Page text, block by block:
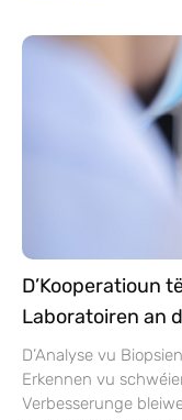
D’Kooperatioun
Laboratoiren an
D’Analyse vu
Erkennen vu
Verbesserunge